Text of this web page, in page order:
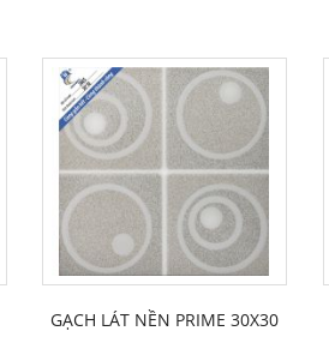
GẠCH LÁT NỀN PRIME 30X30